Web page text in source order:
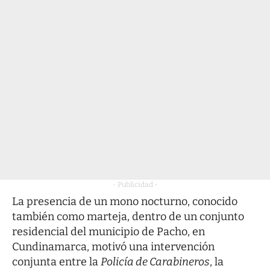
- Publicidad -
La presencia de un mono nocturno, conocido
también como marteja, dentro de un conjunto
residencial del municipio de Pacho, en
Cundinamarca, motivó una intervención
conjunta entre laPolicía de Carabineros, la